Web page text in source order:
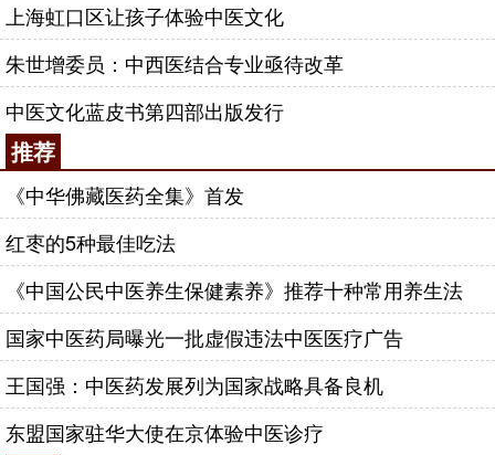
上海虹口区让孩子体验中医文化
朱世增委员：中西医结合专业亟待改革
中医文化蓝皮书第四部出版发行
推荐
《中华佛藏医药全集》首发
红枣的5种最佳吃法
《中国公民中医养生保健素养》推荐十种常用养生法
国家中医药局曝光一批虚假违法中医医疗广告
王国强：中医药发展列为国家战略具备良机
东盟国家驻华大使在京体验中医诊疗